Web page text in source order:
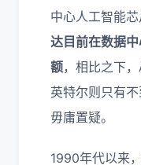
中心人工智能
达目前在数据
额，相比之下，
英特尔则只有
毋庸置疑。
1990年代以来